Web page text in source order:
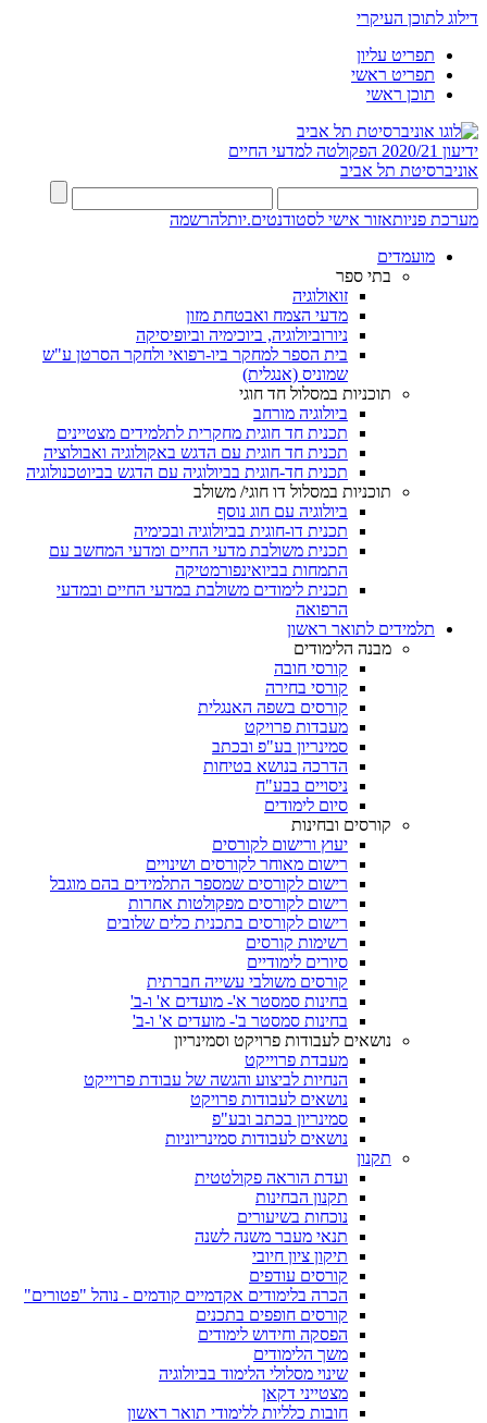
דילוג לתוכן העיקרי
תפריט עליון
תפריט ראשי
תוכן ראשי
ידיעון 2020/21
הפקולטה למדעי החיים
אוניברסיטת תל אביב
מערכת פניותאזור אישי לסטודנטים.יותלהרשמה
מועמדים
בתי ספר
זואולוגיה
מדעי הצמח ואבטחת מזון
ניורוביולוגיה, ביוכימיה וביופיסיקה
בית הספר למחקר ביו-רפואי ולחקר הסרטן ע"ש
שמוניס (אנגלית)
תוכניות במסלול חד חוגי
ביולוגיה מורחב
תכנית חד חוגית מחקרית לתלמידים מצטיינים
תכנית חד חוגית עם הדגש באקולוגיה ואבולוציה
תכנית חד-חוגית בביולוגיה עם הדגש בביוטכנולוגיה
תוכניות במסלול דו חוגי/ משולב
ביולוגיה עם חוג נוסף
תכנית דו-חוגית בביולוגיה ובכימיה
תכנית משולבת מדעי החיים ומדעי המחשב עם
התמחות בביואינפורמטיקה
תכנית לימודים משולבת במדעי החיים ובמדעי
הרפואה
תלמידים לתואר ראשון
מבנה הלימודים
קורסי חובה
קורסי בחירה
קורסים בשפה האנגלית
מעבדות פרויקט
סמינריון בע"פ ובכתב
הדרכה בנושא בטיחות
ניסויים בבע"ח
סיום לימודים
קורסים ובחינות
יעוץ ורישום לקורסים
רישום מאוחר לקורסים ושינויים
רישום לקורסים שמספר התלמידים בהם מוגבל
רישום לקורסים מפקולטות אחרות
רישום לקורסים בתכנית כלים שלובים
רשימות קורסים
סיורים לימודיים
קורסים משולבי עשייה חברתית
בחינות סמסטר א'- מועדים א' ו-ב'
בחינות סמסטר ב'- מועדים א' ו-ב'
נושאים לעבודות פרויקט וסמינריון
מעבדת פרוייקט
הנחיות לביצוע והגשה של עבודת פרוייקט
נושאים לעבודות פרויקט
סמינריון בכתב ובע"פ
נושאים לעבודות סמינריוניות
תקנון
ועדת הוראה פקולטטית
תקנון הבחינות
נוכחות בשיעורים
תנאי מעבר משנה לשנה
תיקון ציון חיובי
קורסים עודפים
הכרה בלימודים אקדמיים קודמים - נוהל "פטורים"
קורסים חופפים בתכנים
הפסקה וחידוש לימודים
משך הלימודים
שינוי מסלולי הלימוד בביולוגיה
מצטייני דקאן
חובות כלליות ללימודי תואר ראשון